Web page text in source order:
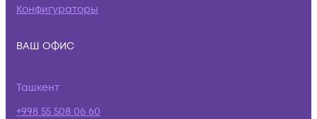
Конфигураторы
ВАШ ОФИС
Ташкент
+998 55 508 06 60